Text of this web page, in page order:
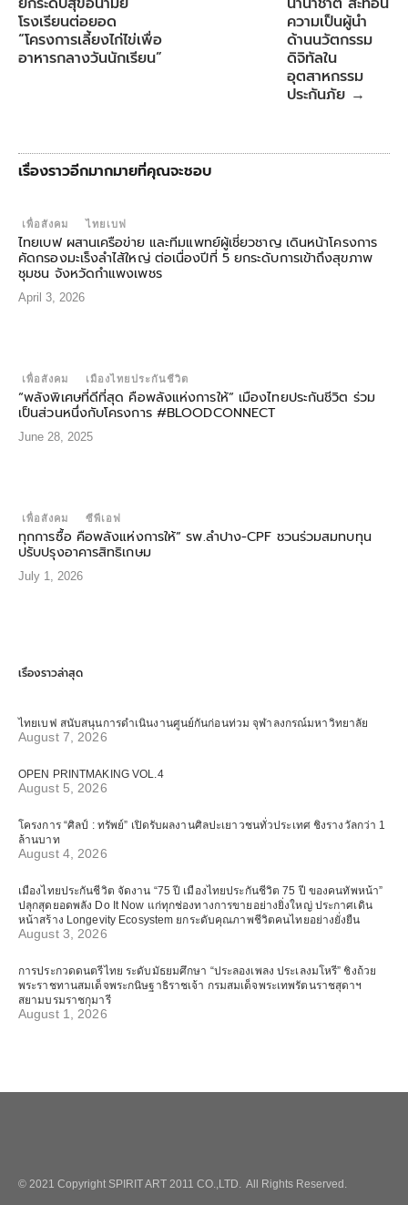
โรงเรียนต่อยอด
“โครงการเลี้ยงไก่ไข่เพื่อ
อาหารกลางวันนักเรียน”
ความเป็นผู้นำ
ด้านนวัตกรรม
ดิจิทัลใน
อุตสาหกรรม
ประกันภัย →
เรื่องราวอีกมากมายที่คุณจะชอบ
เพื่อสังคม ไทยเบฟ
ไทยเบฟ ผสานเครือข่าย และทีมแพทย์ผู้เชี่ยวชาญ เดินหน้าโครงการ
คัดกรองมะเร็งลำไส้ใหญ่ ต่อเนื่องปีที่ 5 ยกระดับการเข้าถึงสุขภาพ
ชุมชน จังหวัดกำแพงเพชร
April 3, 2026
เพื่อสังคม เมืองไทยประกันชีวิต
“พลังพิเศษที่ดีที่สุด คือพลังแห่งการให้” เมืองไทยประกันชีวิต ร่วม
เป็นส่วนหนึ่งกับโครงการ #BLOODCONNECT
June 28, 2025
เพื่อสังคม ซีพีเอฟ
ทุกการซื้อ คือพลังแห่งการให้” รพ.ลำปาง-CPF ชวนร่วมสมทบทุน
ปรับปรุงอาคารสิทธิเกษม
July 1, 2026
เรื่องราวล่าสุด
ไทยเบฟ สนับสนุนการดำเนินงานศูนย์กันก่อนท่วม จุฬาลงกรณ์มหาวิทยาลัย
August 7, 2026
OPEN PRINTMAKING VOL.4
August 5, 2026
โครงการ “ศิลป์ : ทรัพย์” เปิดรับผลงานศิลปะเยาวชนทั่วประเทศ ชิงรางวัลกว่า 1
ล้านบาท
August 4, 2026
เมืองไทยประกันชีวิต จัดงาน “75 ปี เมืองไทยประกันชีวิต 75 ปี ของคนทัพหน้า”
ปลุกสุดยอดพลัง Do It Now แก่ทุกช่องทางการขายอย่างยิ่งใหญ่ ประกาศเดิน
หน้าสร้าง Longevity Ecosystem ยกระดับคุณภาพชีวิตคนไทยอย่างยั่งยืน
August 3, 2026
การประกวดดนตรีไทย ระดับมัธยมศึกษา “ประลองเพลง ประเลงมโหรี” ชิงถ้วย
พระราชทานสมเด็จพระกนิษฐาธิราชเจ้า กรมสมเด็จพระเทพรัตนราชสุดาฯ
สยามบรมราชกุมารี
August 1, 2026
© 2021 Copyright SPIRIT ART 2011 CO.,LTD. All Rights Reserved.